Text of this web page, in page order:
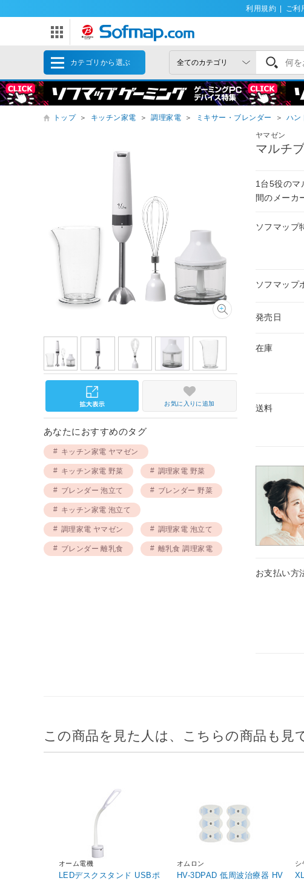
利用規約 ご利
カテゴリから選ぶ
トップ ＞ キッチン家電 ＞ 調理家電 ＞ ミキサー・ブレンダー ＞ ハン
ヤマゼン
マルチ
1台5役のマ
間のメーカ
ソフマップ
ソフマップ
発売日
在庫
送料
お支払い方
お気に入りに追加
あなたにおすすめのタグ
キッチン家電 ヤマゼン
キッチン家電 野菜 調理家電 野菜
ブレンダー 泡立て ブレンダー 野菜
キッチン家電 泡立て
調理家電 ヤマゼン 調理家電 泡立て
ブレンダー 離乳食 離乳食 調理家電
この商品を見た人は、こちらの商品も見
オーム電機
LEDデスクスタンド USBポ
オムロン
HV-3DPAD 低周波治療器 HV
シ